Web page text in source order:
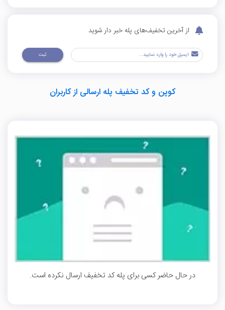
از آخرین تخفیف‌های پله خبر دار شوید
ثبت
کوپن و کد تخفیف پله ارسالی از کاربران
در حال حاضر کسی برای پله کد تخفیف ارسال نکرده است.